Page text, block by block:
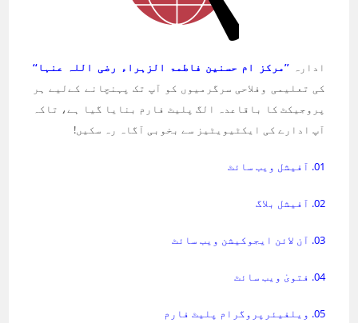
ادارہ’’مرکز ام حسنین فاطمۃ الزہراء رضی اللہ عنہا‘‘
کی تعلیمی وفلاحی سرگرمیوں کو آپ تک پہنچانے کےلیے ہر
پروجیکٹ کا باقاعدہ الگ پلیٹ فارم بنایا گیا ہے، تاکہ
آپ ادارے کی ایکٹیویٹیز سے بخوبی آگاہ رہ سکیں!
01. آفیشل ویب سائٹ
02. آفیشل بلاگ
03. آن لائن ایجوکیشن ویب سائٹ
04. فتویٰ ویب سائٹ
05. ویلفیئرپروگرام پلیٹ فارم